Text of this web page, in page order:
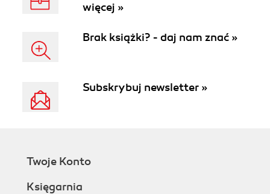
więcej »
Brak książki? - daj nam znać »
Subskrybuj newsletter »
Twoje Konto
Księgarnia